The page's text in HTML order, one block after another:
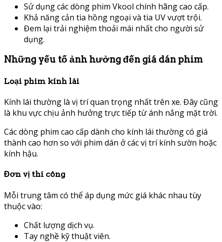
Sử dụng các dòng phim Vkool chính hãng cao cấp.
Khả năng cản tia hồng ngoại và tia UV vượt trội.
Đem lại trải nghiệm thoải mái nhất cho người sử
dụng.
Những yếu tố ảnh hưởng đến giá dán phim
Loại phim kính lái
Kính lái thường là vị trí quan trọng nhất trên xe. Đây cũng
là khu vực chịu ảnh hưởng trực tiếp từ ánh nắng mặt trời.
Các dòng phim cao cấp dành cho kính lái thường có giá
thành cao hơn so với phim dán ở các vị trí kính sườn hoặc
kính hậu.
Đơn vị thi công
Mỗi trung tâm có thể áp dụng mức giá khác nhau tùy
thuộc vào:
Chất lượng dịch vụ.
Tay nghề kỹ thuật viên.